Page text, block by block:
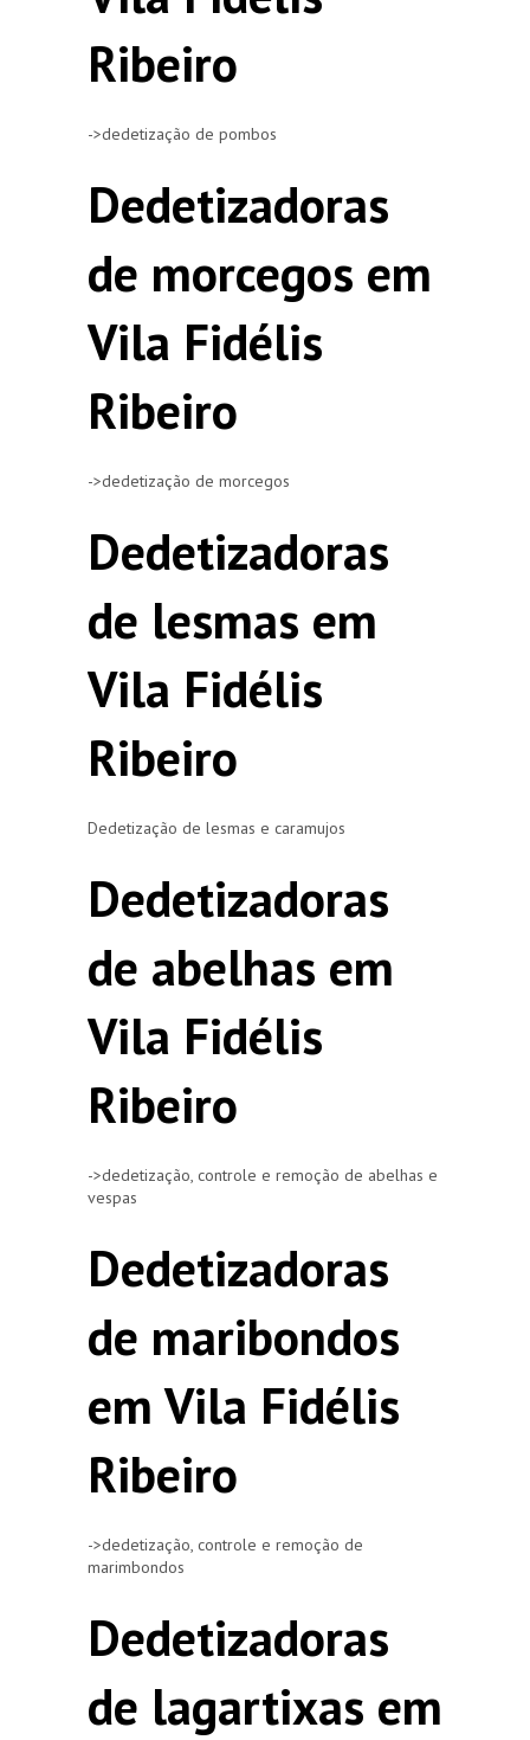
Ribeiro
->dedetização de pombos
Dedetizadoras
de morcegos em
Vila Fidélis
Ribeiro
->dedetização de morcegos
Dedetizadoras
de lesmas em
Vila Fidélis
Ribeiro
Dedetização de lesmas e caramujos
Dedetizadoras
de abelhas em
Vila Fidélis
Ribeiro
->dedetização, controle e remoção de abelhas e
vespas
Dedetizadoras
de maribondos
em Vila Fidélis
Ribeiro
->dedetização, controle e remoção de
marimbondos
Dedetizadoras
de lagartixas em